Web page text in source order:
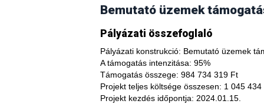
Bemutató üzemek
Pályázati összefoglaló
Pályázati konstrukció: Bemutató üzemek
A támogatás intenzitása: 95%
Támogatás összege: 984 734 319 Ft
Projekt teljes költsége összesen: 1 045 434
Projekt kezdés időpontja: 2024.01.15.